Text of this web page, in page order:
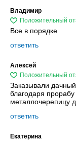
Владимир
Все в порядке
ответить
Алексей
Заказывали
благодаря
металлочерепицу
ответить
Екатерина